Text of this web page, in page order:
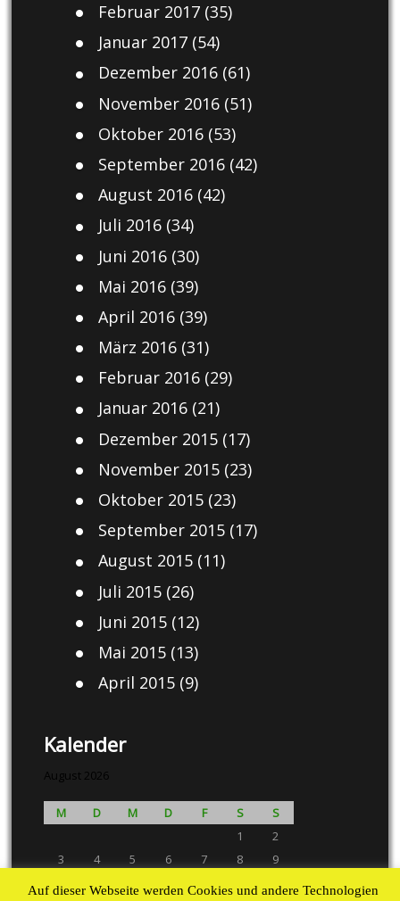
Februar 2017(35)
Januar 2017(54)
Dezember 2016(61)
November 2016(51)
Oktober 2016(53)
September 2016(42)
August 2016(42)
Juli 2016(34)
Juni 2016(30)
Mai 2016(39)
April 2016(39)
März 2016(31)
Februar 2016(29)
Januar 2016(21)
Dezember 2015(17)
November 2015(23)
Oktober 2015(23)
September 2015(17)
August 2015(11)
Juli 2015(26)
Juni 2015(12)
Mai 2015(13)
April 2015(9)
Kalender
August 2026
M D M D F S
S
1
2
3
4 5 6 7 8
9
10
11 12 13
16
Auf dieser Webseite werden Cookies und andere Technologien